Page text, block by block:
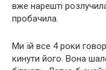
вже нарешті
пробачила.
Ми їй все 4 роки
кинути його. Вона